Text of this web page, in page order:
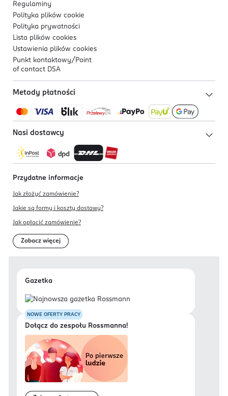
Regulaminy
Polityka plików cookie
Polityka prywatności
Lista plików cookies
Ustawienia plików cookies
Punkt kontaktowy/ Point
of contact DSA
Metody płatności
Nasi dostawcy
Przydatne informacje
Jak złożyć zamówienie?
Jakie są formy i koszty dostawy?
Jak opłacić zamówienie?
Zobacz więcej
Gazetka
NOWE OFERTY PRACY
Dołącz do zespołu Rossmanna!